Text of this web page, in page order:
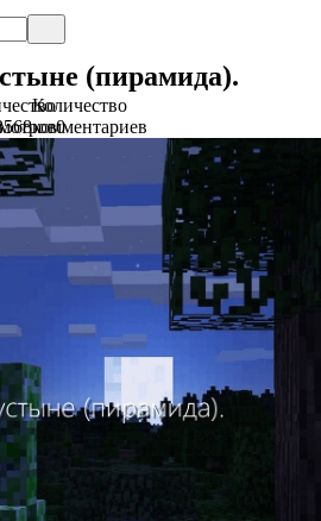
(пирамида).
Количество
комментариев
0